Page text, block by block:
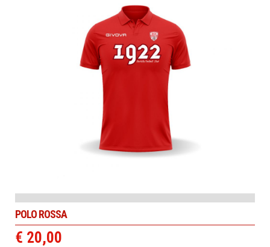
POLO ROSSA
€ 20,00